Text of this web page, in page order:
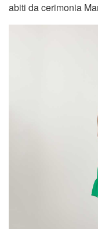
abiti da cerimonia